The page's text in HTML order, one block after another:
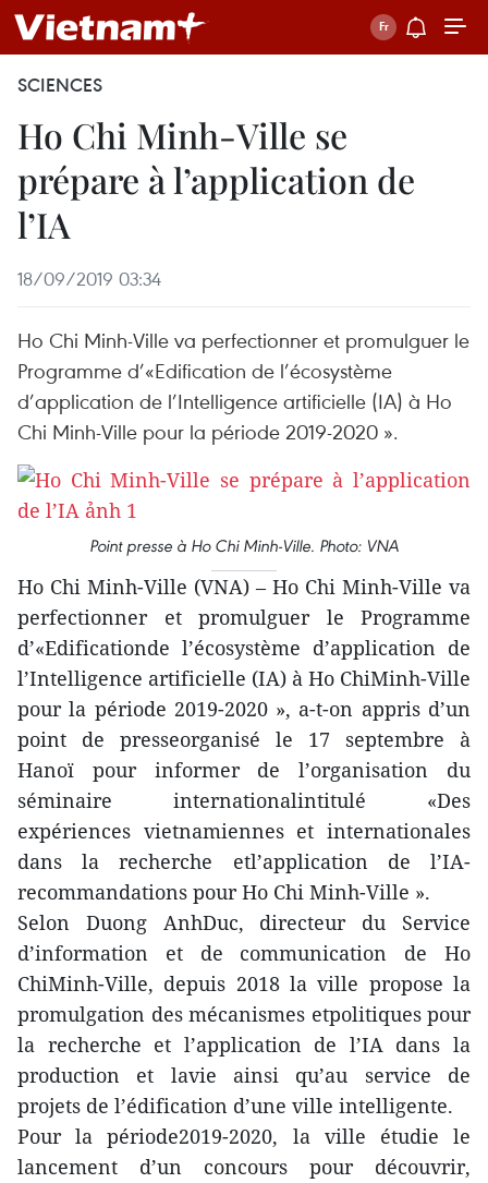
SCIENCES
Ho Chi Minh-Ville se
prépare à l’application de
l’IA
18/09/2019 03:34
Ho Chi Minh-Ville va perfectionner et promulguer le
Programme d’«Edification de l’écosystème
d’application de l’Intelligence artificielle (IA) à Ho
Chi Minh-Ville pour la période 2019-2020 ».
Point presse à Ho Chi Minh-Ville. Photo: VNA
Ho Chi Minh-Ville (VNA) – Ho Chi Minh-Ville va
perfectionner et promulguer le Programme
d’«Edificationde l’écosystème d’application de
l’Intelligence artificielle (IA) à Ho ChiMinh-Ville
pour la période 2019-2020 », a-t-on appris d’un
point de presseorganisé le 17 septembre à
Hanoï pour informer de l’organisation du
séminaire internationalintitulé «Des
expériences vietnamiennes et internationales
dans la recherche etl’application de l’IA-
recommandations pour Ho Chi Minh-Ville ».
Selon Duong AnhDuc, directeur du Service
d’information et de communication de Ho
ChiMinh-Ville, depuis 2018 la ville propose la
promulgation des mécanismes etpolitiques pour
la recherche et l’application de l’IA dans la
production et lavie ainsi qu’au service de
projets de l’édification d’une ville intelligente.
Pour la période2019-2020, la ville étudie le
lancement d’un concours pour découvrir,